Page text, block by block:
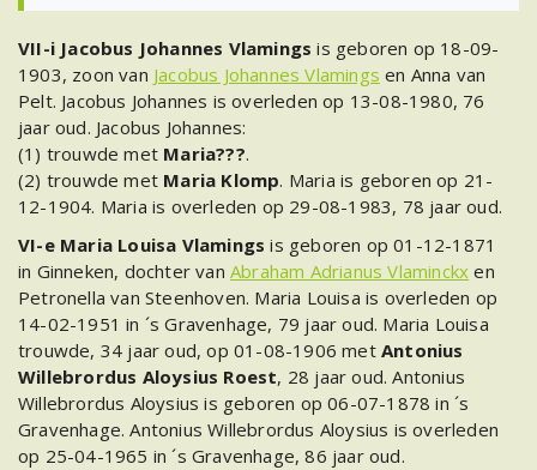
VII-i Jacobus Johannes Vlamings is geboren op 18-09-
1903, zoon van Jacobus Johannes Vlamings en Anna van
Pelt. Jacobus Johannes is overleden op 13-08-1980, 76
jaar oud. Jacobus Johannes:
(1) trouwde met Maria???.
(2) trouwde met Maria Klomp. Maria is geboren op 21-
12-1904. Maria is overleden op 29-08-1983, 78 jaar oud.
VI-e Maria Louisa Vlamings is geboren op 01-12-1871
in Ginneken, dochter van Abraham Adrianus Vlaminckx en
Petronella van Steenhoven. Maria Louisa is overleden op
14-02-1951 in ´s Gravenhage, 79 jaar oud. Maria Louisa
trouwde, 34 jaar oud, op 01-08-1906 met Antonius
Willebrordus Aloysius Roest, 28 jaar oud. Antonius
Willebrordus Aloysius is geboren op 06-07-1878 in ´s
Gravenhage. Antonius Willebrordus Aloysius is overleden
op 25-04-1965 in ´s Gravenhage, 86 jaar oud.